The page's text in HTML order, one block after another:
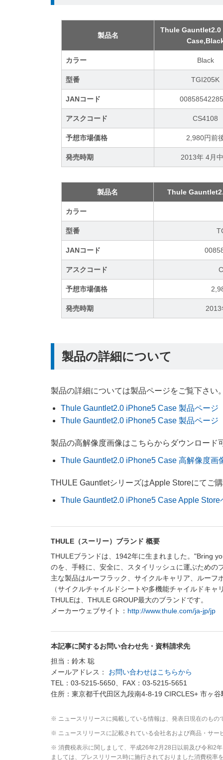
製品名
Thule Gauntlet2.0
カラー Black
型番 TGI205K
JANコード
アスクコード CS4108
予想市場価格 2,980円前
発売時期 2013年 4月
製品名 Thule
カラー
型番
JANコード
アスクコード
予想市場価格
発売時期 2013
製品の詳細について
製品の詳細については製品ページをご覧下さい
Thule Gauntlet2.0 iPhone5 Case 製品ページ
Thule Gauntlet2.0 iPhone5 Case 製品ページ
製品の高解像度画像はこちらからダウンロード
Thule Gauntlet2.0 iPhone5 Case 高解像度画
THULE GauntletシリーズはApple Storeにてご
Thule Gauntlet2.0 iPhone5 Case Apple Store
THULE（スーリー）ブランド 概要
THULEブランドは、1942年に生まれました。"Bring
のを、手軽に、安全に、スタイリッシュに運ぶための
主な製品はルーフラック、サイクルキャリア、ルー
（サイクルチャイルドシートや多機能チャイルドキ
THULEは、THULE GROUP最大のブランドです。
メーカーウェブサイト： http://www.thule.com/ja-jp/jp
本記事に関するお問い合わせ先・資料請求先
担当：鈴木 聡
メールアドレス： お問い合わせはこちらから
TEL：03-5215-5650、FAX：03-5215-5651
住所：東京都千代田区九段南4-8-19 CIRCLES+ 市ヶ谷
※ ニュースリリースに掲載している情報は、発表日現在のも
※ ニュースリリースに記載されている会社名および商品・サー
※ 消費税表示に関しまして、平成26年2月28日以前及び令和2
ましては、プレスリリース時に施行されておりました消費税